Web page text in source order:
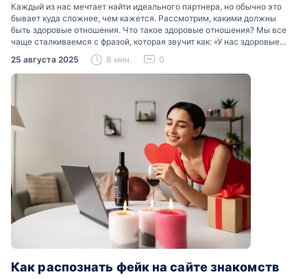
Каждый из нас мечтает найти идеального партнера, но обычно это
бывает куда сложнее, чем кажется. Рассмотрим, какими должны
быть здоровые отношения. Что такое здоровые отношения? Мы все
чаще сталкиваемся с фразой, которая звучит как: «У нас здоровые
отношения». Что именно подразумевается…
25 августа 2025 8 мин. 0
Как распознать фейк на сайте знакомств